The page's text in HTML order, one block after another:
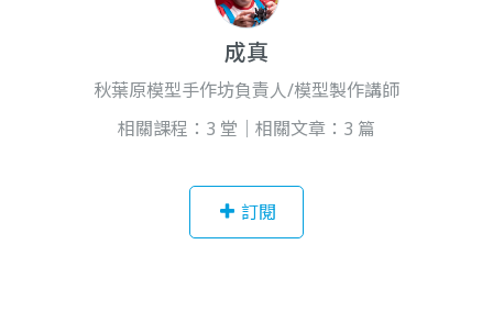
成真
秋葉原模型手作坊負責人/模型製作講師
相關課程：3 堂｜相關文章：3 篇
訂閱